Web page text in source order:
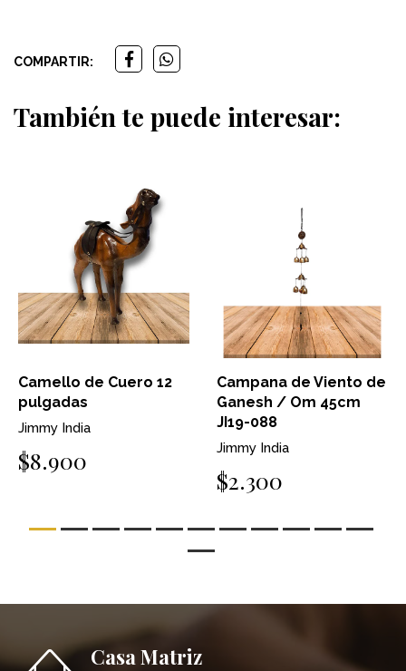
COMPARTIR:
También te puede interesar:
Camello de Cuero 12
pulgadas
Jimmy India
$8.900
Campana de Viento de
Ganesh / Om 45cm
JI19-088
Jimmy India
$2.300
Casa Matriz